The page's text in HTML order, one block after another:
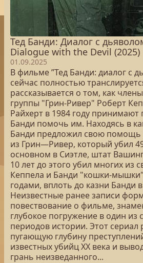
Тед Банди: Диалог с
Dialogue with the Devil (2025)
01.09.2025
В фильме ”Тед Банди: диалог с
сейчас полностью
рассказывается о том, как
группы "Грин-Ривер" Роберт
Райхерт в 1984 году
Банди помочь им. Находясь в
Банди предложил свою помощь
из Грин—Ривер, который убил
основном в Сиэтле, штат
10 лет до этого убил многих из
Кеппела и Банди "кошки-
годами, вплоть до казни Банди в
Неизвестные ранее записи
повествование о фильме,
глубокое погружение в один
периодов истории. Этот сериал
пугающую глубину
известных убийц XX века и
грань неизведанного...